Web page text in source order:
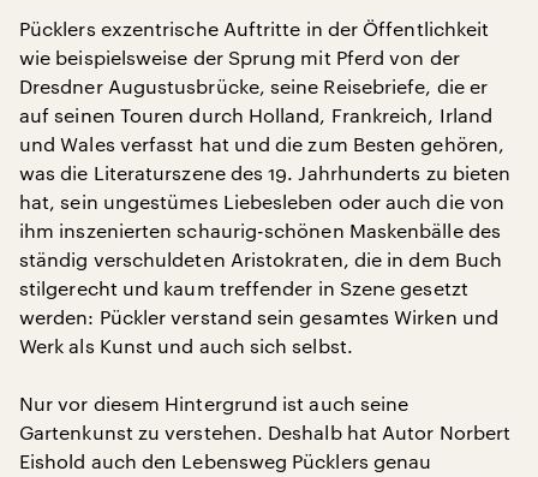
Pücklers exzentrische Auftritte in der Öffentlichkeit
wie beispielsweise der Sprung mit Pferd von der
Dresdner Augustusbrücke, seine Reisebriefe, die er
auf seinen Touren durch Holland, Frankreich, Irland
und Wales verfasst hat und die zum Besten gehören,
was die Literaturszene des 19. Jahrhunderts zu bieten
hat, sein ungestümes Liebesleben oder auch die von
ihm inszenierten schaurig-schönen Maskenbälle des
ständig verschuldeten Aristokraten, die in dem Buch
stilgerecht und kaum treffender in Szene gesetzt
werden: Pückler verstand sein gesamtes Wirken und
Werk als Kunst und auch sich selbst.
Nur vor diesem Hintergrund ist auch seine
Gartenkunst zu verstehen. Deshalb hat Autor Norbert
Eishold auch den Lebensweg Pücklers genau